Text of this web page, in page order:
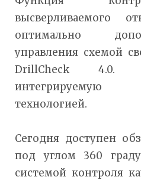
высверливаемого
оптимально
управления схемой
DrillCheck 4.0.
технологией.
Сегодня доступен
под углом 360
системой контроля